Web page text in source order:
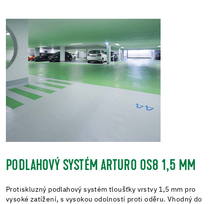
PODLAHOVÝ SYSTÉM ARTURO OS8 1,5 MM
Protiskluzný podlahový systém tloušťky vrstvy 1,5 mm pro
vysoké zatížení, s vysokou odolností proti oděru. Vhodný do